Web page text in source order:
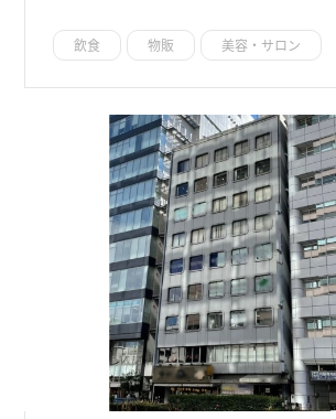
飲食 物販 美容・サロン